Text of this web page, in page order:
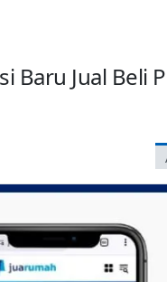
Baru Jual Beli